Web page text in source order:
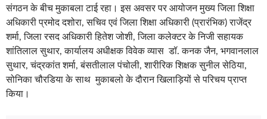
संगठन के बीच मुकाबला टाई रहा। इस अवसर पर आयोजन मुख्य जिला शिक्षा
अधिकारी प्रमोद दशोरा, सचिव एवं जिला शिक्षा अधिकारी (प्रारंभिक) राजेंद्र
शर्मा, जिला रसद अधिकारी हितेश जोशी, जिला कलेक्टर के निजी सहायक
शांतिलाल सुथार, कार्यालय अधीक्षक विवेक व्यास डॉ. कनक जैन, भगवानलाल
सुथार, चंद्रकांत शर्मा, बंसतीलाल पंचोली, शारीरिक शिक्षक सुनील सेठिया,
सोनिका चौरडिया के साथ मुकाबलो के दौरान खिलाड़ियों से परिचय प्राप्त
किया।